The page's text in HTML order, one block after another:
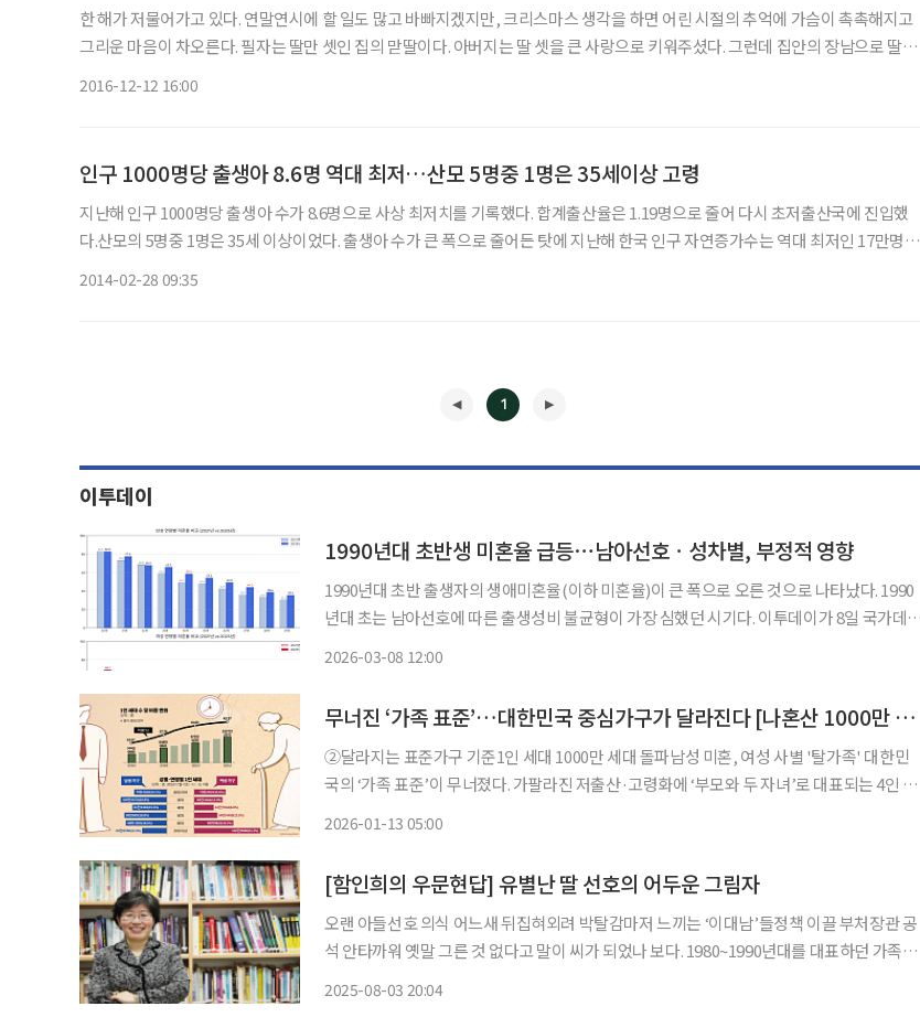
한 해가 저물어가고 있다. 연말연시에 할 일도 많고 바빠지겠지만, 크리스마스 생각을 하면 어린 시절의 추억에 가슴이 촉촉해지고
그리운 마음이 차오른다. 필자는 딸만 셋인 집의 맏딸이다. 아버지는 딸 셋을 큰 사랑으로 키워주셨다. 그런데 집안의 장남으로 딸만
2016-12-12 16:00
인구 1000명당 출생아 8.6명 역대 최저…산모 5명중 1명은 35세이상 고령
지난해 인구 1000명당 출생아 수가 8.6명으로 사상 최저치를 기록했다. 합계출산율은 1.19명으로 줄어 다시 초저출산국에 진입했
다.산모의 5명중 1명은 35세 이상이었다. 출생아 수가 큰 폭으로 줄어든 탓에 지난해 한국 인구 자연증가수는 역대 최저인 17만명대
2014-02-28 09:35
1
이투데이
1990년대 초반생 미혼율 급등⋯남아선호ㆍ성차별, 부정적 영향
1990년대 초반 출생자의 생애미혼율(이하 미혼율)이 큰 폭으로 오른 것으로 나타났다. 1990
년대 초는 남아선호에 따른 출생성비 불균형이 가장 심했던 시기다. 이투데이가 8일 국가데이
2026-03-08 12:00
무너진 ‘가족 표준’…대한민국 중심가구가 달라진다 [나혼산 1000만 시대]
②달라지는 표준가구 기준1인 세대 1000만 세대 돌파남성 미혼, 여성 사별 '탈가족' 대한민
국의 ‘가족 표준’이 무너졌다. 가팔라진 저출산·고령화에 ‘부모와 두 자녀’로 대표되는 4인 세
2026-01-13 05:00
[함인희의 우문현답] 유별난 딸 선호의 어두운 그림자
오랜 아들선호 의식 어느새 뒤집혀외려 박탈감마저 느끼는 ‘이대남’들정책 이끌 부처장관 공
석 안타까워 옛말 그른 것 없다고 말이 씨가 되었나 보다. 1980~1990년대를 대표하던 가족계
2025-08-03 20:04